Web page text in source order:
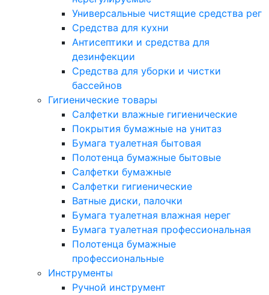
Универсальные чистящие средства рег
Средства для кухни
Антисептики и средства для
дезинфекции
Средства для уборки и чистки
бассейнов
Гигиенические товары
Салфетки влажные гигиенические
Покрытия бумажные на унитаз
Бумага туалетная бытовая
Полотенца бумажные бытовые
Салфетки бумажные
Салфетки гигиенические
Ватные диски, палочки
Бумага туалетная влажная нерег
Бумага туалетная профессиональная
Полотенца бумажные
профессиональные
Инструменты
Ручной инструмент